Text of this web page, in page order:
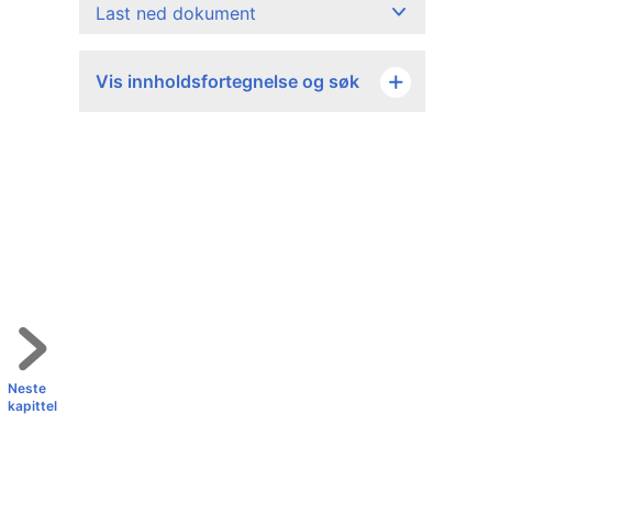
Neste
kapittel
Last ned dokument
Vis innholdsfortegnelse og søk